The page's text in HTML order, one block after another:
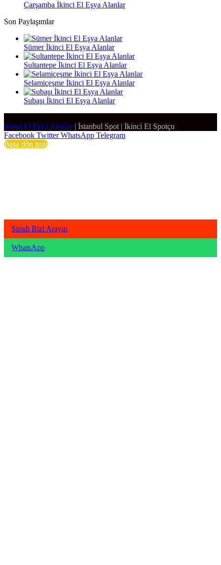
Çarşamba İkinci El Eşya Alanlar
Son Paylaşımlar
Sümer İkinci El Eşya Alanlar
Sultantepe İkinci El Eşya Alanlar
Selamiçeşme İkinci El Eşya Alanlar
Subaşı İkinci El Eşya Alanlar
İkinci El Eşya Alanlar İstanbul Spot İkinci El Spotçu
Facebook Twitter WhatsApp Telegram
Başa dön tuşu
Şimdi Bizi Arayın
WhatsApp